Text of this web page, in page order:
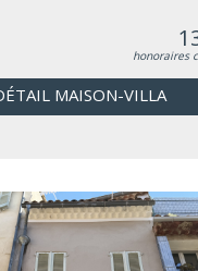
honoraires
MAISON-VILLA